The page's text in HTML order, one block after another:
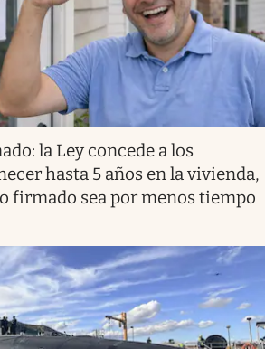
la Ley concede a los
hasta 5 años en la vivienda,
firmado sea por menos tiempo